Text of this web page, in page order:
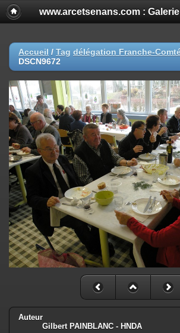
www.arcetsenans.com :
Accueil / Tag délégation Franche-
DSCN9672
Auteur
Gilbert PAINBLANC - HNDA